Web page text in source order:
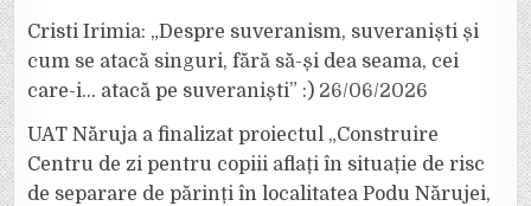
Cristi Irimia: „Despre suveranism, suveraniști și
cum se atacă singuri, fără să-și dea seama, cei
care-i… atacă pe suveraniști” :) 26/06/2026
UAT Năruja a finalizat proiectul „Construire
Centru de zi pentru copiii aflați în situație de risc
de separare de părinți în localitatea Podu Nărujei,